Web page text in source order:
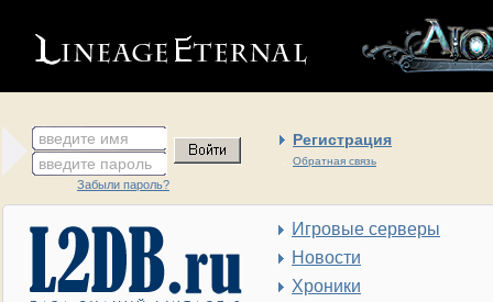
введите имя Регистрация
Обратная связь
введите пароль
Забыли пароль?
Игровые серверы
Новости
Хроники